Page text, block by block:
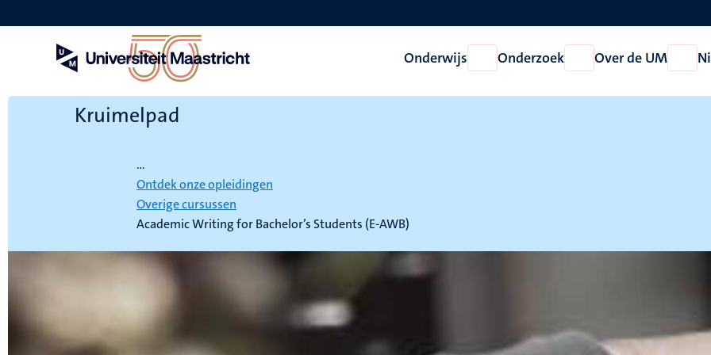
en
Onderwijs
Open
Onderwijs
Onderzoek
Open
Onderzoek
Over de UM
Open
Over
Kruimelpad
...
Ontdek onze opleidingen
Overige cursussen
Academic Writing for Bachelor’s Students (E-AWB)